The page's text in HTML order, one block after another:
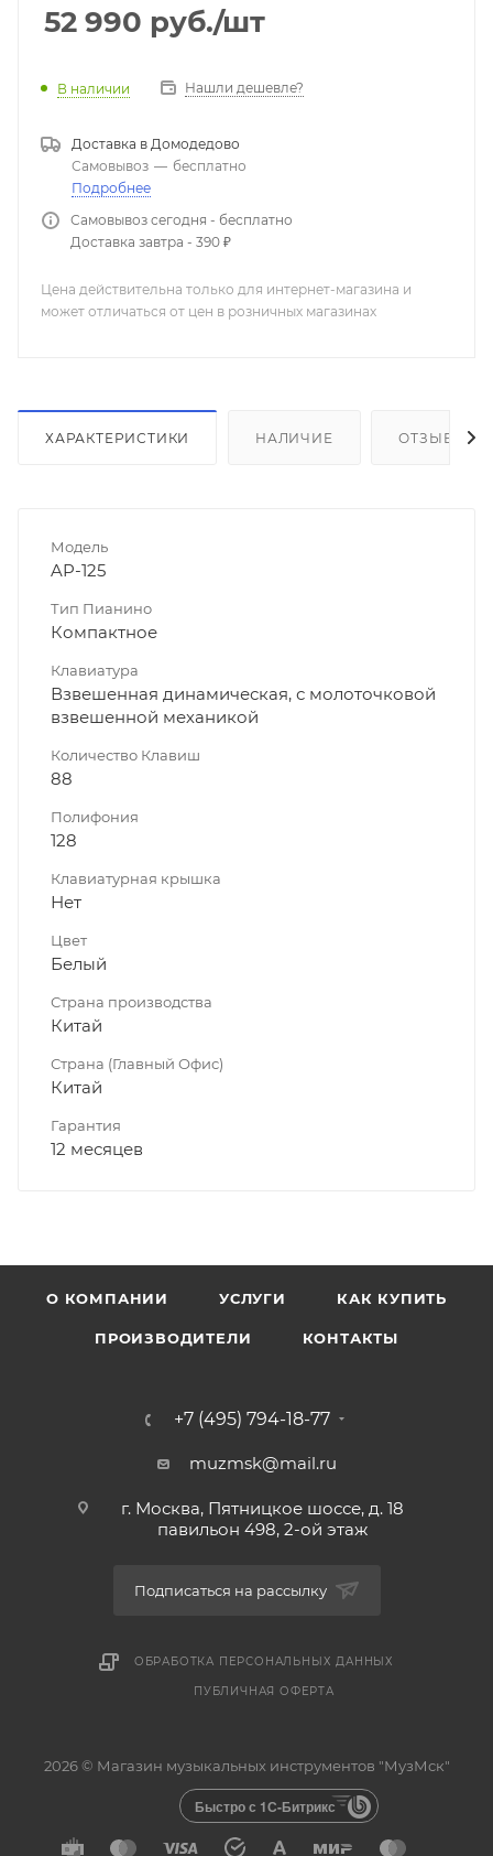
52 990 руб./шт
В наличии Нашли дешевле?
Доставка в Домодедово
Самовывоз — бесплатно
Подробнее
Самовывоз сегодня - бесплатно
Доставка завтра - 390 ₽
Цена действительна только для интернет-магазина и
может отличаться от цен в розничных магазинах
ХАРАКТЕРИСТИКИ НАЛИЧИЕ ОТЗЫВЫ
Модель
AP-125
Тип Пианино
Компактное
Клавиатура
Взвешенная динамическая, с молоточковой
взвешенной механикой
Количество Клавиш
88
Полифония
128
Клавиатурная крышка
Нет
Цвет
Белый
Страна производства
Китай
Страна (Главный Офис)
Китай
Гарантия
12 месяцев
О КОМПАНИИ УСЛУГИ КАК КУПИТЬ
ПРОИЗВОДИТЕЛИ КОНТАКТЫ
+7 (495) 794-18-77
muzmsk@mail.ru
г. Москва, Пятницкое шоссе, д. 18
павильон 498, 2-ой этаж
Подписаться на рассылку
ОБРАБОТКА ПЕРСОНАЛЬНЫХ ДАННЫХ
ПУБЛИЧНАЯ ОФЕРТА
2026 © Магазин музыкальных инструментов "МузМск"
Быстро с 1С-Битрикс